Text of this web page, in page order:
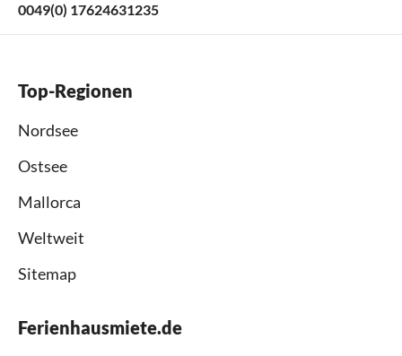
0049(0) 17624631235
Top-Regionen
Nordsee
Ostsee
Mallorca
Weltweit
Sitemap
Ferienhausmiete.de